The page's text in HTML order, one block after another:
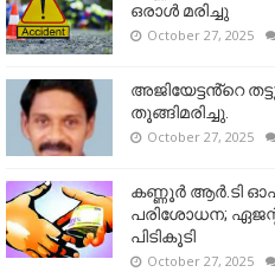
ഒരാള്‍ മരിച്ചു
October 27, 2025
അജിയേട്ടൻ്റെ
തൂങ്ങിമരിച്ചു.
October 27, 2025
കണ്ണൂര്‍ ആര്‍.ടി
പരിശോധന;
പിടികൂടി
October 27, 2025